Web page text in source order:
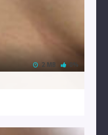
2 MB 0%